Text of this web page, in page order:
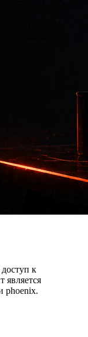
к
является
phoenix.